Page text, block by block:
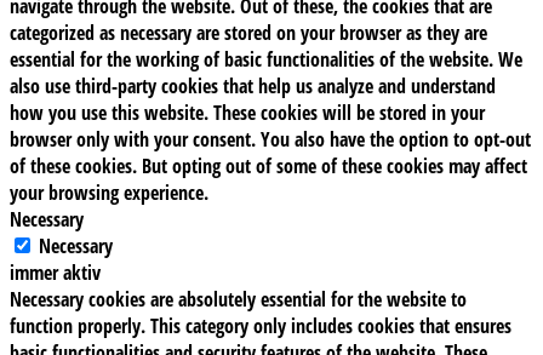
navigate through the website. Out of these, the cookies that are
categorized as necessary are stored on your browser as they are
essential for the working of basic functionalities of the website. We
also use third-party cookies that help us analyze and understand
how you use this website. These cookies will be stored in your
browser only with your consent. You also have the option to opt-out
of these cookies. But opting out of some of these cookies may affect
your browsing experience.
Necessary
Necessary
immer aktiv
Necessary cookies are absolutely essential for the website to
function properly. This category only includes cookies that ensures